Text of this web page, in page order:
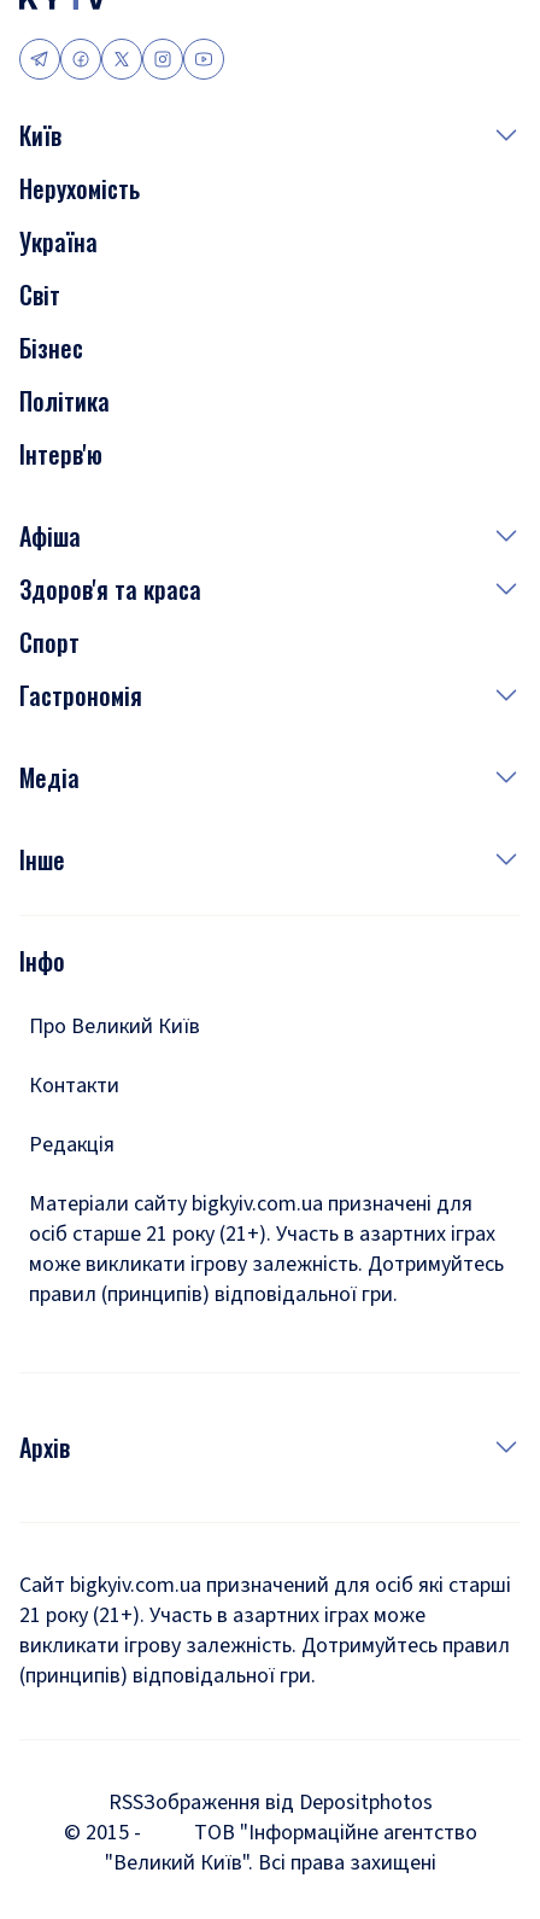
Київ
Події
Скандали
Нерухомість
Транспорт
Нерухомість
Україна
Світ
Бізнес
Політика
Інтерв'ю
Афіша
Сьогодні
Завтра
Субота
Здоров'я та краса
Медицина
Краса
Спорт
Гастрономія
Рецепти
Медіа
Фото
Подкасти
Інше
Тести
Інфо
Про Великий Київ
Контакти
Редакція
Матеріали сайту bigkyiv.com.ua призначені для
осіб старше 21 року (21+). Участь в азартних іграх
може викликати ігрову залежність. Дотримуйтесь
правил (принципів) відповідальної гри.
Архів
Комуналка
Хроніки війни
Мегаполіс
Київщина
Сайт bigkyiv.com.ua призначений для осіб які старші
21 року (21+). Участь в азартних іграх може
викликати ігрову залежність. Дотримуйтесь правил
(принципів) відповідальної гри.
RSSЗображення від Depositphotos
© 2015 -
ТОВ "Інформаційне агентство
"Великий Київ". Всі права захищені